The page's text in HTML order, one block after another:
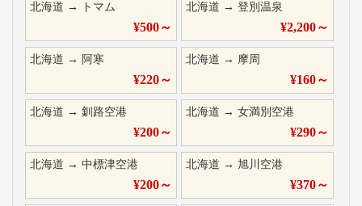
北海道 → トマム
¥500～
北海道 →登別温泉
¥2,200～
北海道 → 阿寒
¥220～
北海道 → 摩周
¥160～
北海道 → 釧路空港
¥200～
北海道 →女満別空港
¥290～
北海道 → 中標津空港
¥200～
北海道 →旭川空港
¥370～